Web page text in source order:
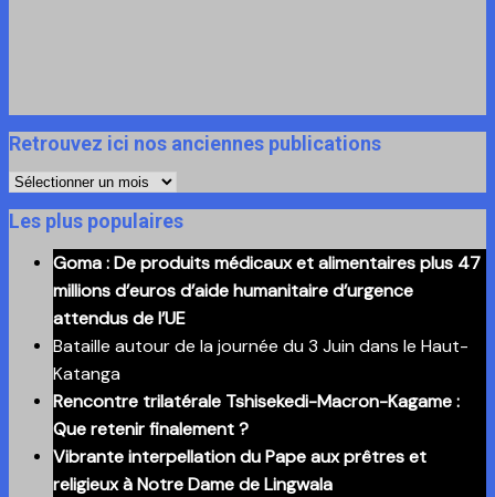
Retrouvez ici nos anciennes publications
Retrouvez
ici
anciennes
publications
Les plus populaires
Goma : De produits médicaux et alimentaires plus 47
millions d’euros d’aide humanitaire d’urgence
attendus de l’UE
Bataille autour de la journée du 3 Juin dans le Haut-
Katanga
Rencontre trilatérale Tshisekedi-Macron-Kagame :
Que retenir finalement ?
Vibrante interpellation du Pape aux prêtres et
religieux à Notre Dame de Lingwala